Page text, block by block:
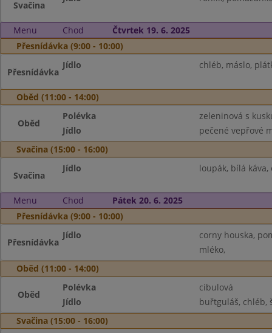
Svačina
Menu Chod
Čtvrtek 19. 6. 2025
Přesnídávka (9:00 - 10:00)
Přesnídávka
Jídlo chléb, máslo,
Oběd (11:00 - 14:00)
Oběd
Polévka
zeleninová s
Jídlo
pečené vepřové
Svačina (15:00 - 16:00)
Svačina
Jídlo loupák, bílá káva,
Menu Chod
Pátek 20. 6. 2025
Přesnídávka (9:00 - 10:00)
Přesnídávka
Jídlo
corny houska,
mléko,
Oběd (11:00 - 14:00)
Oběd
Polévka
cibulová
Jídlo
buřtguláš, chléb,
Svačina (15:00 - 16:00)